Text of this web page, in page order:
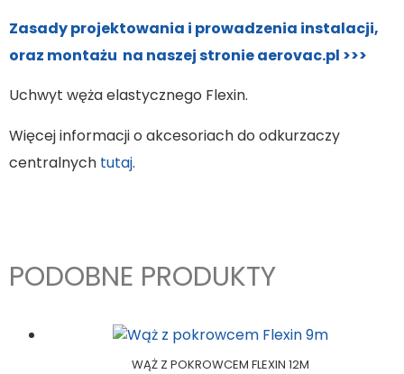
Zasady projektowania i prowadzenia instalacji,
oraz montażu na naszej stronie aerovac.pl >>>
Uchwyt węża elastycznego Flexin.
Więcej informacji o akcesoriach do odkurzaczy
centralnych tutaj.
PODOBNE PRODUKTY
WĄŻ Z POKROWCEM FLEXIN 12M